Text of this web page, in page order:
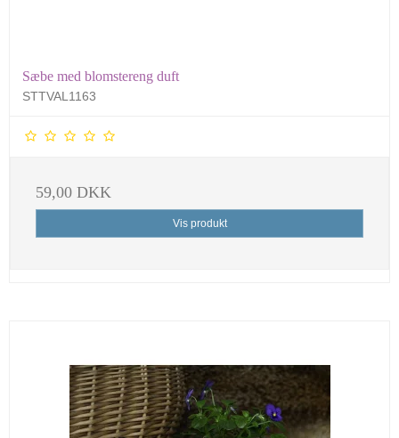
Sæbe med blomstereng duft
STTVAL1163
59,00 DKK
Vis produkt